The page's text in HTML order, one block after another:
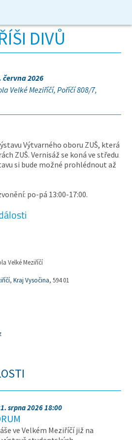
DIVŮ
června 2026
Velké Meziříčí, Poříčí 808/7,
Výtvarného oboru ZUŠ, která
ZUŠ. Vernisáž se koná ve středu
si bude možné prohlédnout až
po-pá 13:00-17:00.
Velké Meziříčí
,Kraj Vysočina, 594 01
srpna 2026 18:00
ve Velkém Meziříčí již na